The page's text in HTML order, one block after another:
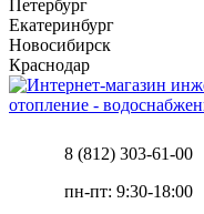
Петербург
Екатеринбург
Новосибирск
Краснодар
отопление -
8 (812) 303-61-00
пн-пт: 9:30-18:00